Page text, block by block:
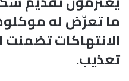
ما تعرّض له
الانتهاكات تضمنت
تعذيب.